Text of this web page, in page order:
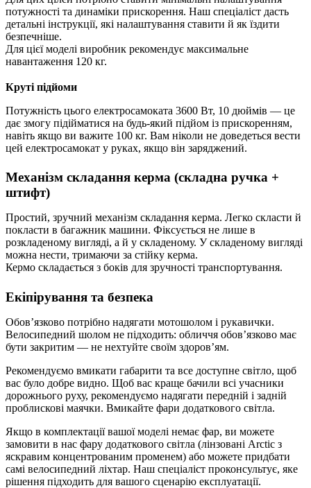
потужності та динаміки прискорення. Наш спеціаліст дасть
детальні інструкції, які налаштування ставити й як їздити
безпечніше.
Для цієї моделі виробник рекомендує максимальне
навантаження 120 кг.
Круті підйоми
Потужність цього електросамоката 3600 Вт, 10 дюймів — це
дає змогу підійматися на будь-який підйом із прискоренням,
навіть якщо ви важите 100 кг. Вам ніколи не доведеться вести
цей електросамокат у руках, якщо він заряджений.
Механізм складання керма (складна ручка +
штифт)
Простий, зручний механізм складання керма. Легко скласти й
покласти в багажник машини. Фіксується не лише в
розкладеному вигляді, а й у складеному. У складеному вигляді
можна нести, тримаючи за стійку керма.
Кермо складається з боків для зручності транспортування.
Екіпірування та безпека
Обов’язково потрібно надягати мотошолом і рукавички.
Велосипедний шолом не підходить: обличчя обов’язково має
бути закритим — не нехтуйте своїм здоров’ям.
Рекомендуємо вмикати габарити та все доступне світло, щоб
вас було добре видно. Щоб вас краще бачили всі учасники
дорожнього руху, рекомендуємо надягати передній і задній
проблискові маячки. Вмикайте фари додаткового світла.
Якщо в комплектації вашої моделі немає фар, ви можете
замовити в нас фару додаткового світла (лінзовані Arctic з
яскравим концентрованим променем) або можете придбати
самі велосипедний ліхтар. Наш спеціаліст проконсультує, яке
рішення підходить для вашого сценарію експлуатації.